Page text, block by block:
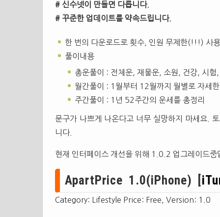
# 신수넷이 만들면 다릅니다.
# 꾸준한 업데이트를 약속드립니다.
한 번의 다운로드로 횟수, 인원 무제한(!!!) 사
풀이내용
총운풀이 : 전체운, 재물운, 소원, 건강, 시험
월간풀이 : 1월부터 12월까지 월별로 자세
주간풀이 : 1년 52주간의 운세를 총정리
문구가 나쁘게 나온다고 너무 실망하지 마세요.
니다.
현재 인터페이스 개선을 위해 1.0.2 업그레이드중
ApartPrice 1.0(iPhone) [
Category: Lifestyle Price: Free, Version: 1.0